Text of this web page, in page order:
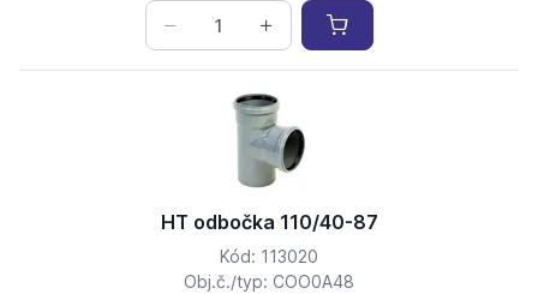
HT odbočka 110/40-87
Kód: 113020
Obj.č./typ: COO0A48